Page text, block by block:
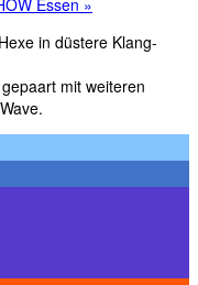
Essen »
in düstere Klang-
mit weiteren